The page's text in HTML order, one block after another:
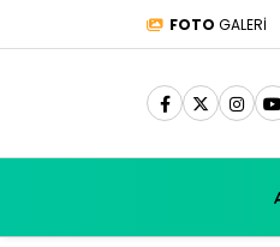
FOTO GALERİ